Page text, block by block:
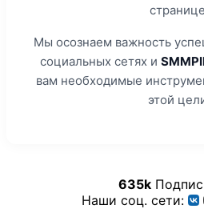
Мы осознаем важность
социальных сетях и
вам необходимые
этой
635k
Наши соц. сети: